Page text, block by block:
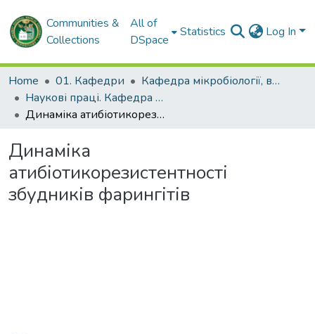
Communities &
Collections
All of
DSpace
Statistics Log In
Home 01. Кафедри
Кафедра мікробіології, вірусології та імунології імені професора Д.П. Гриньова
Наукові праці. Кафедра мікробіології, вірусології та імунології імені професора Д.П. Гриньова
Динаміка атибіотикорезистентності збудників фарингітів
Динаміка
атибіотикорезистентності
збудників фарингітів